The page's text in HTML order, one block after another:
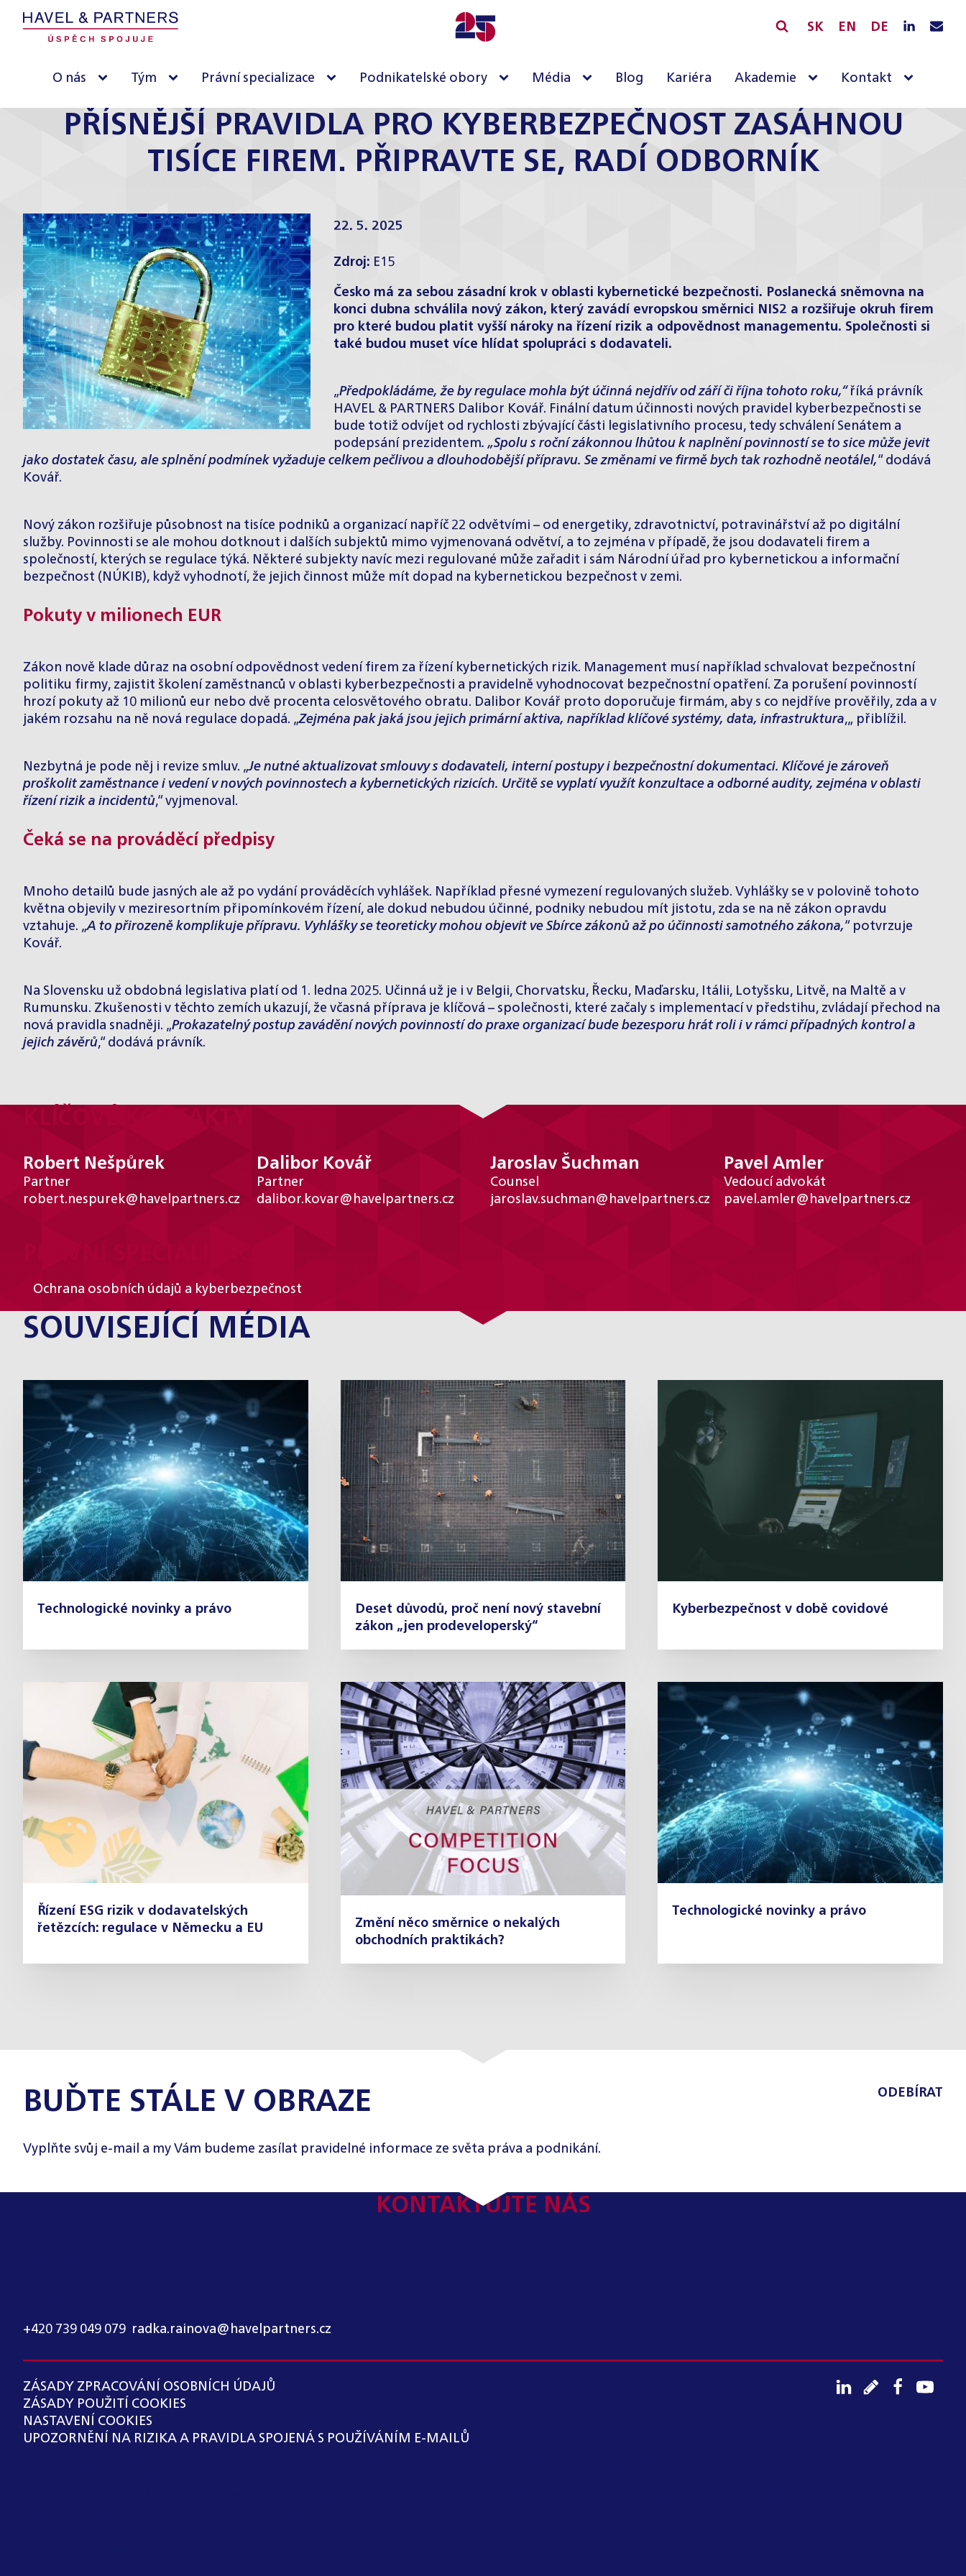
SK EN DE
O nás Tým Právní specializace Podnikatelské obory Média Blog Kariéra Akademie Kontakt
PŘÍSNĚJŠÍ PRAVIDLA PRO KYBERBEZPEČNOST ZASÁHNOU
TISÍCE FIREM. PŘIPRAVTE SE, RADÍ ODBORNÍK
22. 5. 2025
Zdroj: E15
Česko má za sebou zásadní krok v oblasti kybernetické bezpečnosti. Poslanecká sněmovna na
konci dubna schválila nový zákon, který zavádí evropskou směrnici NIS2 a rozšiřuje okruh firem
pro které budou platit vyšší nároky na řízení rizik a odpovědnost managementu. Společnosti si
také budou muset více hlídat spolupráci s dodavateli.
„Předpokládáme, že by regulace mohla být účinná nejdřív od září či října tohoto roku,“ říká právník
HAVEL & PARTNERS Dalibor Kovář. Finální datum účinnosti nových pravidel kyberbezpečnosti se
bude totiž odvíjet od rychlosti zbývající části legislativního procesu, tedy schválení Senátem a
podepsání prezidentem. „Spolu s roční zákonnou lhůtou k naplnění povinností se to sice může jevit
jako dostatek času, ale splnění podmínek vyžaduje celkem pečlivou a dlouhodobější přípravu. Se změnami ve firmě bych tak rozhodně neotálel,“ dodává
Kovář.
Nový zákon rozšiřuje působnost na tisíce podniků a organizací napříč 22 odvětvími – od energetiky, zdravotnictví, potravinářství až po digitální
služby. Povinnosti se ale mohou dotknout i dalších subjektů mimo vyjmenovaná odvětví, a to zejména v případě, že jsou dodavateli firem a
společností, kterých se regulace týká. Některé subjekty navíc mezi regulované může zařadit i sám Národní úřad pro kybernetickou a informační
bezpečnost (NÚKIB), když vyhodnotí, že jejich činnost může mít dopad na kybernetickou bezpečnost v zemi.
Pokuty v milionech EUR
Zákon nově klade důraz na osobní odpovědnost vedení firem za řízení kybernetických rizik. Management musí například schvalovat bezpečnostní
politiku firmy, zajistit školení zaměstnanců v oblasti kyberbezpečnosti a pravidelně vyhodnocovat bezpečnostní opatření. Za porušení povinností
hrozí pokuty až 10 milionů eur nebo dvě procenta celosvětového obratu. Dalibor Kovář proto doporučuje firmám, aby s co nejdříve prověřily, zda a v
jakém rozsahu na ně nová regulace dopadá. „Zejména pak jaká jsou jejich primární aktiva, například klíčové systémy, data, infrastruktura,„ přiblížil.
Nezbytná je pode něj i revize smluv. „Je nutné aktualizovat smlouvy s dodavateli, interní postupy i bezpečnostní dokumentaci. Klíčové je zároveň
proškolit zaměstnance i vedení v nových povinnostech a kybernetických rizicích. Určitě se vyplatí využít konzultace a odborné audity, zejména v oblasti
řízení rizik a incidentů,“ vyjmenoval.
Čeká se na prováděcí předpisy
Mnoho detailů bude jasných ale až po vydání prováděcích vyhlášek. Například přesné vymezení regulovaných služeb. Vyhlášky se v polovině tohoto
května objevily v meziresortním připomínkovém řízení, ale dokud nebudou účinné, podniky nebudou mít jistotu, zda se na ně zákon opravdu
vztahuje. „A to přirozeně komplikuje přípravu. Vyhlášky se teoreticky mohou objevit ve Sbírce zákonů až po účinnosti samotného zákona,“ potvrzuje
Kovář.
Na Slovensku už obdobná legislativa platí od 1. ledna 2025. Učinná už je i v Belgii, Chorvatsku, Řecku, Maďarsku, Itálii, Lotyšsku, Litvě, na Maltě a v
Rumunsku. Zkušenosti v těchto zemích ukazují, že včasná příprava je klíčová – společnosti, které začaly s implementací v předstihu, zvládají přechod na
nová pravidla snadněji. „Prokazatelný postup zavádění nových povinností do praxe organizací bude bezesporu hrát roli i v rámci případných kontrol a
jejich závěrů,“ dodává právník.
Robert Nešpůrek
Partner
robert.nespurek@havelpartners.cz
Dalibor Kovář
Partner
dalibor.kovar@havelpartners.cz
Jaroslav Šuchman
Counsel
jaroslav.suchman@havelpartners.cz
Pavel Amler
Vedoucí advokát
pavel.amler@havelpartners.cz
Ochrana osobních údajů a kyberbezpečnost
SOUVISEJÍCÍ MÉDIA
Technologické novinky a právo
Deset důvodů, proč není nový stavební
zákon „jen prodeveloperský“
Kyberbezpečnost v době covidové
Řízení ESG rizik v dodavatelských
řetězcích: regulace v Německu a EU
Změní něco směrnice o nekalých
obchodních praktikách?
Technologické novinky a právo
BUĎTE STÁLE V OBRAZE ODEBÍRAT
Vyplňte svůj e-mail a my Vám budeme zasílat pravidelné informace ze světa práva a podnikání.
KONTAKTUJTE NÁS
+420 739 049 079 radka.rainova@havelpartners.cz
ZÁSADY ZPRACOVÁNÍ OSOBNÍCH ÚDAJŮ
ZÁSADY POUŽITÍ COOKIES
NASTAVENÍ COOKIES
UPOZORNĚNÍ NA RIZIKA A PRAVIDLA SPOJENÁ S POUŽÍVÁNÍM E-MAILŮ